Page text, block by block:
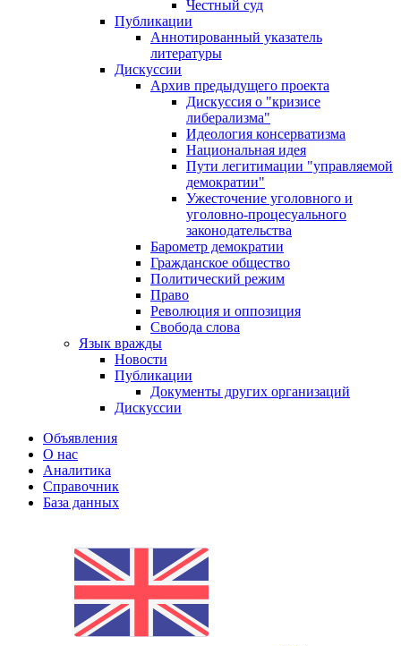
Честный суд
Публикации
Аннотированный указатель
литературы
Дискуссии
Архив предыдущего проекта
Дискуссия о "кризисе
либерализма"
Идеология консерватизма
Национальная идея
Пути легитимации "управляемой
демократии"
Ужесточение уголовного и
уголовно-процесуального
законодательства
Барометр демократии
Гражданское общество
Политический режим
Право
Революция и оппозиция
Свобода слова
Язык вражды
Новости
Публикации
Документы других организаций
Дискуссии
Объявления
О нас
Аналитика
Справочник
База данных